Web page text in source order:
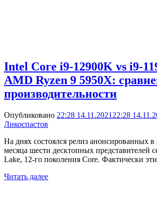
Intel Core i9-12900K vs i9-
AMD Ryzen 9 5950X:
производительности
Опубликовано 22:28 14.11.2021 22:28
Ликоспастов
На днях состоялся релиз анонсированных
месяца шести десктопных представителей
Lake, 12-го поколения Core. Фактически эти
Читать далее